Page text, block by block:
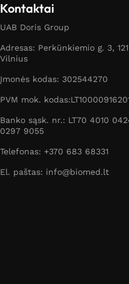
Kontaktai
UAB Doris Group
Adresas: Perkūnkiemio g. 3,
Vilnius
Įmonės kodas: 302544270
PVM mok.
Banko sąsk. nr.: LT70 4010
0297 9055
Telefonas: +370 683 68331
El. paštas: info@biomed.lt